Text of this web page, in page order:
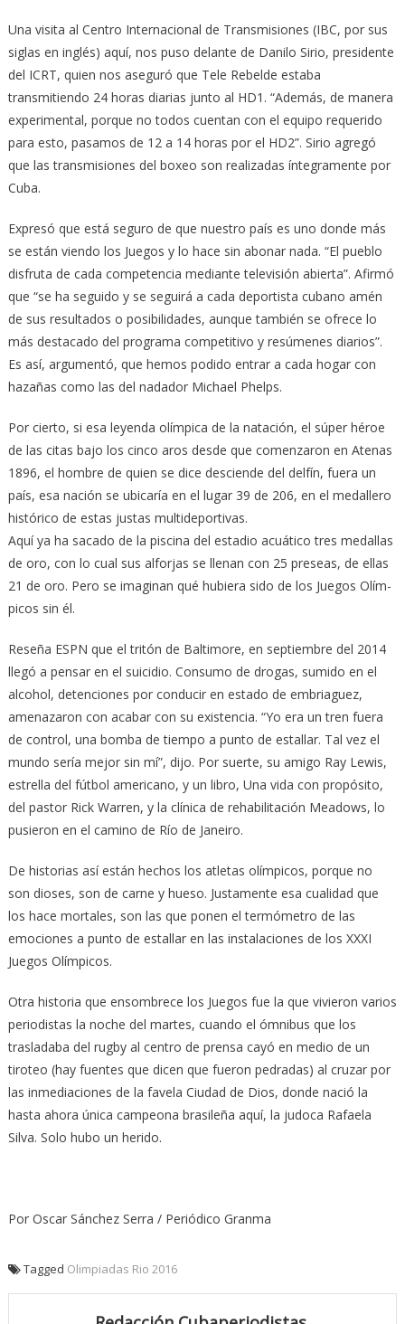
Una visita al Centro Interna­cional de Transmisiones (IBC, por sus
siglas en inglés) aquí, nos puso delante de Danilo Sirio, presidente
del ICRT, quien nos aseguró que Tele Rebelde estaba
transmitiendo 24 horas diarias junto al HD1. “Además, de ma­nera
experimental, porque no todos cuentan con el equipo requerido
para esto, pasamos de 12 a 14 horas por el HD2”. Sirio agregó
que las transmisiones del boxeo son realizadas íntegramente por
Cuba.
Expresó que está seguro de que nuestro país es uno donde más
se están viendo los Juegos y lo hace sin abonar nada. “El pueblo
disfruta de cada competencia mediante televisión abierta”. Afirmó
que “se ha se­guido y se seguirá a cada deportista cubano amén
de sus resultados o po­sibilidades, aunque también se ofrece lo
más destacado del programa competitivo y resúmenes diarios”.
Es así, argumentó, que hemos podido en­trar a cada hogar con
ha­zañas co­mo las del nadador Mi­chael Phelps.
Por cierto, si esa leyenda olímpica de la natación, el súper héroe
de las citas bajo los cinco aros desde que comenzaron en Atenas
1896, el hombre de quien se dice desciende del delfín, fuera un
país, esa nación se ubicaría en el lugar 39 de 206, en el medallero
histórico de estas justas multideportivas.
Aquí ya ha sacado de la piscina del estadio acuático tres medallas
de oro, con lo cual sus alforjas se llenan con 25 preseas, de ellas
21 de oro. Pero se imaginan qué hubiera sido de los Juegos Olím­
picos sin él.
Reseña ESPN que el tritón de Baltimore, en septiembre del 2014
llegó a pensar en el suicidio. Con­su­mo de drogas, sumido en el
alcohol, detenciones por conducir en estado de embriaguez,
amenazaron con acabar con su existencia. “Yo era un tren fuera
de control, una bomba de tiempo a punto de estallar. Tal vez el
mundo sería mejor sin mí”, dijo. Por suerte, su amigo Ray Lewis,
estrella del fútbol americano, y un libro, Una vida con propósito,
del pastor Rick Warren, y la clínica de rehabilitación Meadows, lo
pu­sieron en el camino de Río de Ja­neiro.
De historias así están hechos los atletas olímpicos, porque no
son dioses, son de carne y hueso. Jus­ta­mente esa cualidad que
los hace mortales, son las que ponen el termómetro de las
emociones a punto de estallar en las instalaciones de los XXXI
Juegos Olímpicos.
Otra historia que ensombrece los Juegos fue la que vivieron varios
periodistas la noche del martes, cuando el ómnibus que los
trasladaba del rugby al centro de prensa cayó en medio de un
tiroteo (hay fuentes que dicen que fueron pedradas) al cruzar por
las inmediaciones de la favela Ciudad de Dios, donde nació la
hasta ahora única campeona brasileña aquí, la judoca Rafaela
Silva. Solo hubo un herido.
Por Oscar Sánchez Serra / Periódico Granma
Tagged Olimpiadas Rio 2016